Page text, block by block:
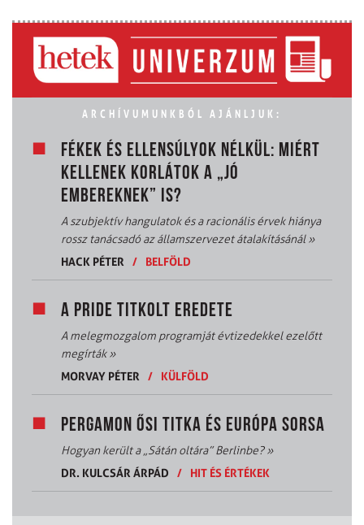
ARCHÍVUMUNKBÓL AJÁNLJUK:
FÉKEK ÉS ELLENSÚLYOK NÉLKÜL: MIÉRT
KELLENEK KORLÁTOK A „JÓ
EMBEREKNEK” IS?
A szubjektív hangulatok és a racionális érvek hiánya
rossz tanácsadó az államszervezet átalakításánál»
HACK PÉTER
/ BELFÖLD
A PRIDE TITKOLT EREDETE
A melegmozgalom programját évtizedekkel ezelőtt
megírták»
MORVAY PÉTER
/ KÜLFÖLD
PERGAMON ŐSI TITKA ÉS EURÓPA SORSA
Hogyan került a „Sátán oltára” Berlinbe?»
DR. KULCSÁR ÁRPÁD
/ HIT ÉS ÉRTÉKEK